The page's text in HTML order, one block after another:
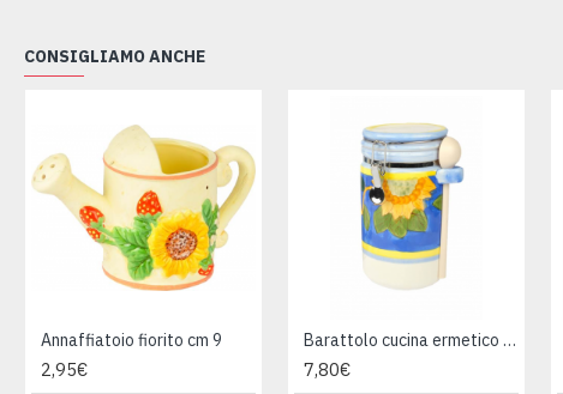
CONSIGLIAMO ANCHE
Annaffiatoio fiorito cm 9
2,95€
Barattolo cucina ermetico cm 21
7,80€